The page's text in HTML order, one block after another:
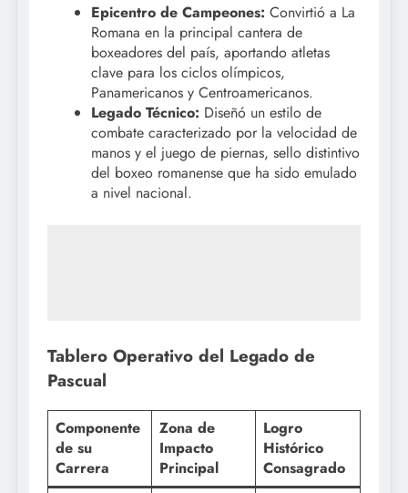
Epicentro de Campeones: Convirtió a La
Romana en la principal cantera de
boxeadores del país, aportando atletas
clave para los ciclos olímpicos,
Panamericanos y Centroamericanos.
Legado Técnico: Diseñó un estilo de
combate caracterizado por la velocidad de
manos y el juego de piernas, sello distintivo
del boxeo romanense que ha sido emulado
a nivel nacional.
Tablero Operativo del Legado de
Pascual
Componente
de su
Carrera
Zona de
Impacto
Principal
Logro
Histórico
Consagrado